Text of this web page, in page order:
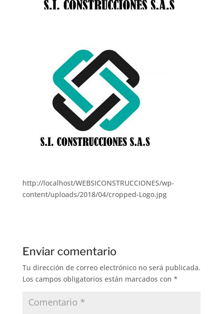
http://localhost/WEBSICONSTRUCCIONES/wp-
content/uploads/2018/04/cropped-Logo.jpg
Enviar comentario
Tu dirección de correo electrónico no será publicada.
Los campos obligatorios están marcados con *